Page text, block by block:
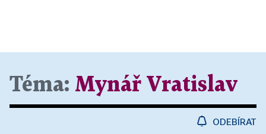
Téma: Mynář Vratislav
ODEBÍRAT